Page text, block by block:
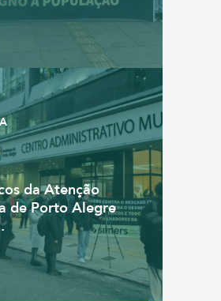
da Atenção
de Porto Alegre